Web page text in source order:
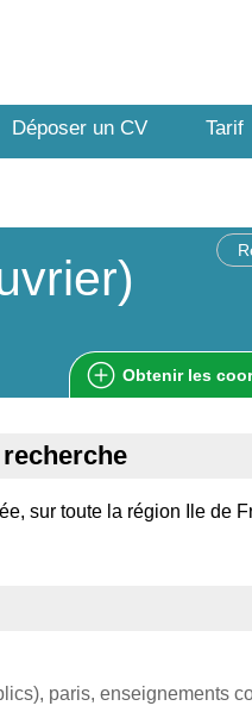
Déposer un CV Tarif
Obtenir les
recherche
sur toute la région Ile de
paris, enseignements